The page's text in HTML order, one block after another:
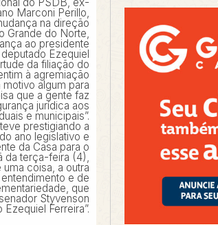
Marconi Perillo,
na direção
Grande do Norte,
ao presidente
Ezequiel
da filiação do
à agremiação
motivo algum para
que a gente faz
jurídica aos
e municipais”.
prestigiando a
ano legislativo e
da Casa para o
da terça-feira (4),
coisa, a outra
e de
que
Styvenson
Ferreira”.